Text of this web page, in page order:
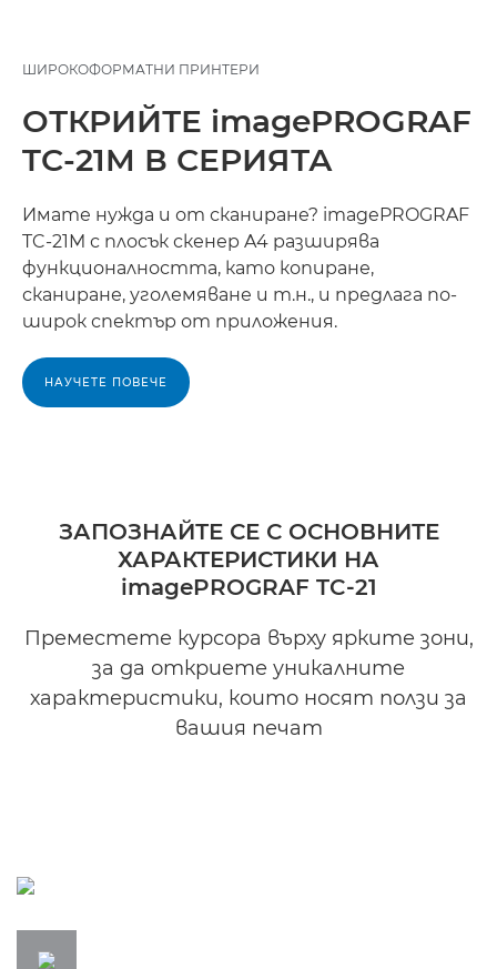
ШИРОКОФОРМАТНИ ПРИНТЕРИ
ОТКРИЙТЕ imagePROGRAF
TC-21M В СЕРИЯТА
Имате нужда и от сканиране? imagePROGRAF
TC-21M с плосък скенер A4 разширява
функционалността, като копиране,
сканиране, уголемяване и т.н., и предлага по-
широк спектър от приложения.
НАУЧЕТЕ ПОВЕЧЕ
ЗАПОЗНАЙТЕ СЕ С ОСНОВНИТЕ
ХАРАКТЕРИСТИКИ НА
imagePROGRAF TC-21
Преместете курсора върху ярките зони,
за да откриете уникалните
характеристики, които носят ползи за
вашия печат